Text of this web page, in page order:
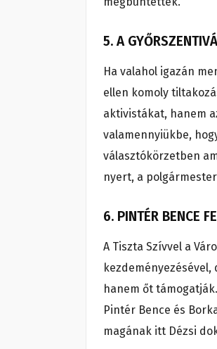
5. A
Ha valahol igazán
ellen komoly
aktivistákat, hanem
valamennyiükbe,
választókörzetben
nyert, a
6. PINTÉR BENCE
A Tiszta Szívvel a
hanem őt
Pintér Bence és
magának itt Dézsi